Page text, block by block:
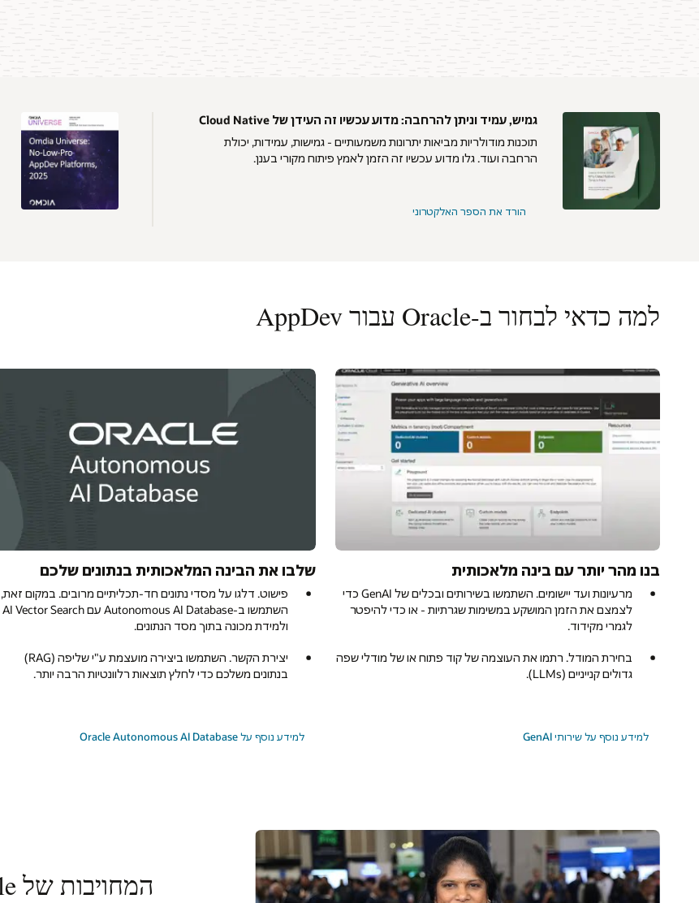
גמיש, עמיד וניתן להרחבה: מדוע עכשיו זה העידן של Cloud Native
תוכנות מודולריות מביאות יתרונות משמעותיים - גמישות, עמידות, יכולת
הרחבה ועוד. גלו מדוע עכשיו זה הזמן לאמץ פיתוח מקורי בענן.
הורד את הספר האלקטרוני
למה כדאי לבחור ב-Oracle עבור AppDev
בנו מהר יותר עם בינה מלאכותית
מרעיונות ועד יישומים. השתמשו בשירותים ובכלים של GenAI כדי
לצמצם את הזמן המושקע במשימות שגרתיות - או כדי להיפטר
לגמרי מקידוד.
בחירת המודל. רתמו את העוצמה של קוד פתוח או של מודלי שפה
גדולים קנייניים (LLMs).
למידע נוסף על שירותי GenAI
שלבו את הבינה המלאכותית בנתונים שלכם
פישוט. דלגו על מסדי נתונים חד-תכליתיים מרובים. במקום זאת,
השתמשו ב-Autonomous AI Database עם AI Vector Search
ולמידת מכונה בתוך מסד הנתונים.
יצירת הקשר. השתמשו ביצירה מועצמת ע"י שליפה (RAG)
בנתונים משלכם כדי לחלץ תוצאות רלוונטיות הרבה יותר.
למידע נוסף על Oracle Autonomous AI Database